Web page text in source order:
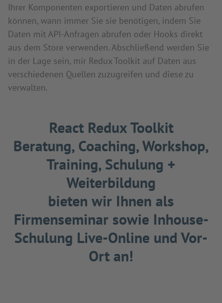
Ihrer Komponenten exportieren und Daten abrufen
können, wann immer Sie sie benötigen, indem Sie
Daten mit API-Anfragen abrufen oder Hooks direkt
aus dem Store verwenden. Abschließend werden Sie
in der Lage sein, mir Redux Toolkit auf Daten aus
verschiedenen Quellen zuzugreifen und diese zu
verwalten.
React Redux Toolkit
Beratung, Coaching, Workshop,
Training, Schulung +
Weiterbildung
bieten wir Ihnen als
Firmenseminar sowie Inhouse-
Schulung Live-Online und Vor-
Ort an!